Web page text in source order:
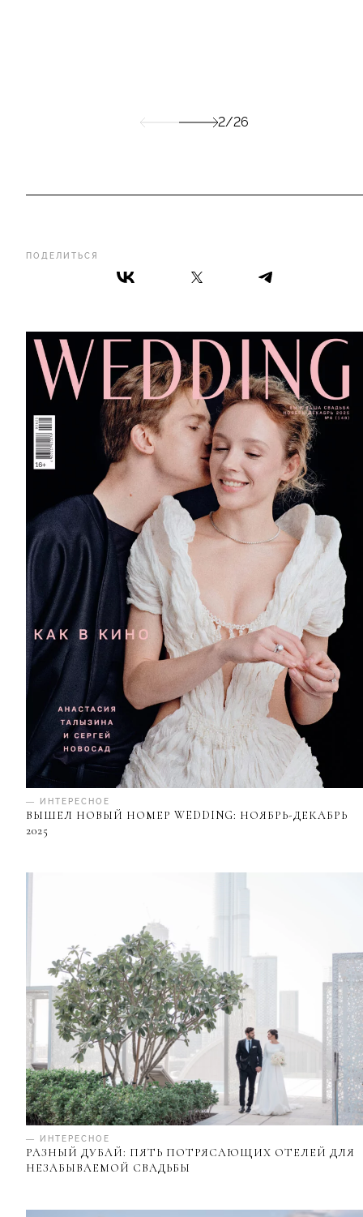
ПОДЕЛИТЬСЯ
— ИНТЕРЕСНОЕ
ВЫШЕЛ НОВЫЙ НОМЕР WEDDING: НОЯБРЬ-ДЕКАБРЬ
2025
— ИНТЕРЕСНОЕ
РАЗНЫЙ ДУБАЙ: ПЯТЬ ПОТРЯСАЮЩИХ ОТЕЛЕЙ ДЛЯ
НЕЗАБЫВАЕМОЙ СВАДЬБЫ
2/26